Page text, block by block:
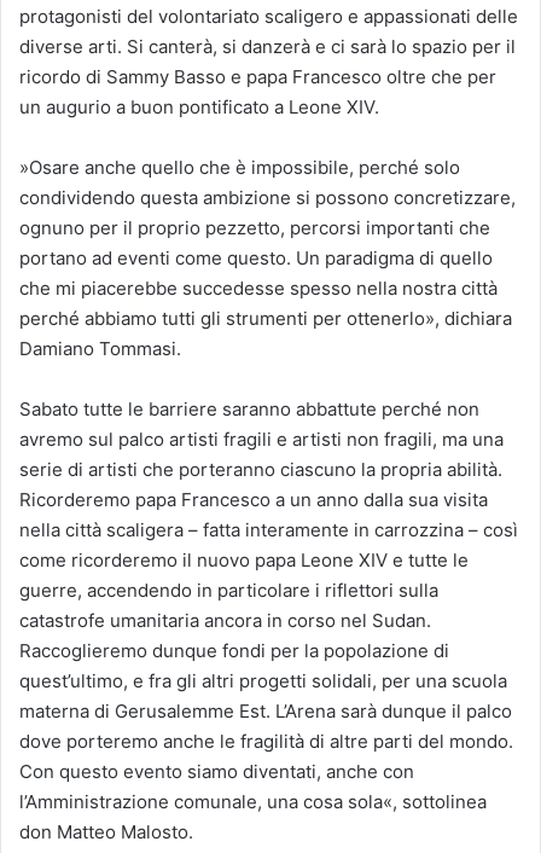
protagonisti del volontariato scaligero e appassionati delle
diverse arti. Si canterà, si danzerà e ci sarà lo spazio per il
ricordo di Sammy Basso e papa Francesco oltre che per
un augurio a buon pontificato a Leone XIV.
»Osare anche quello che è impossibile, perché solo
condividendo questa ambizione si possono concretizzare,
ognuno per il proprio pezzetto, percorsi importanti che
portano ad eventi come questo. Un paradigma di quello
che mi piacerebbe succedesse spesso nella nostra città
perché abbiamo tutti gli strumenti per ottenerlo», dichiara
Damiano Tommasi.
Sabato tutte le barriere saranno abbattute perché non
avremo sul palco artisti fragili e artisti non fragili, ma una
serie di artisti che porteranno ciascuno la propria abilità.
Ricorderemo papa Francesco a un anno dalla sua visita
nella città scaligera – fatta interamente in carrozzina – così
come ricorderemo il nuovo papa Leone XIV e tutte le
guerre, accendendo in particolare i riflettori sulla
catastrofe umanitaria ancora in corso nel Sudan.
Raccoglieremo dunque fondi per la popolazione di
quest’ultimo, e fra gli altri progetti solidali, per una scuola
materna di Gerusalemme Est. L’Arena sarà dunque il palco
dove porteremo anche le fragilità di altre parti del mondo.
Con questo evento siamo diventati, anche con
l’Amministrazione comunale, una cosa sola«, sottolinea
don Matteo Malosto.